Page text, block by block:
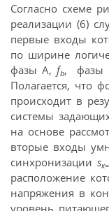
Согласно схеме
реализации (6)
первые входы
по ширине
фазы A, fb, фазы
Полагается, что
происходит в
системы
на основе
вторые входы
синхронизации s
расположение
напряжения в
уровень